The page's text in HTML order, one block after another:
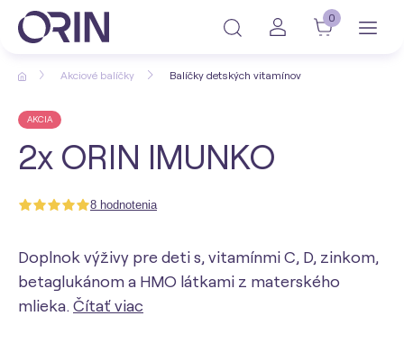
0
Akciové balíčky Balíčky detských vitamínov
AKCIA
2x ORIN IMUNKO
8 hodnotenia
Doplnok výživy pre deti s, vitamínmi C, D, zinkom,
betaglukánom a HMO látkami z materského
mlieka. Čítať viac